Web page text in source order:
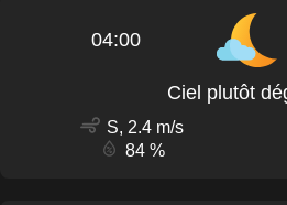
04:00
Ciel plutôt
S, 2.4 m/s
84 %